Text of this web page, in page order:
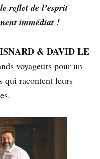
reflet de l’esprit
immédiat !
& DAVID LE
voyageurs pour un
qui racontent leurs